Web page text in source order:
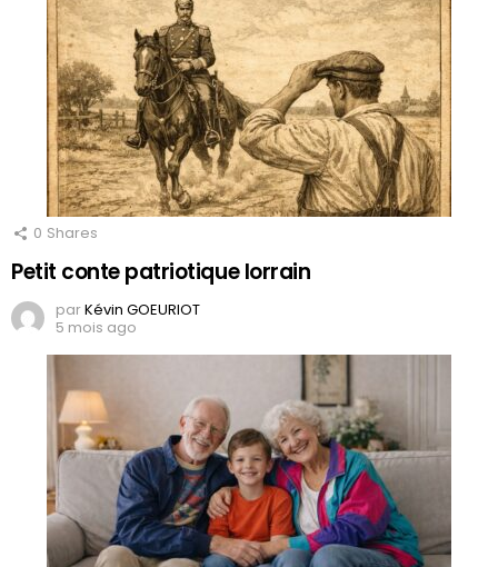
0 Shares
Petit conte patriotique lorrain
parKévin GOEURIOT
5 mois ago